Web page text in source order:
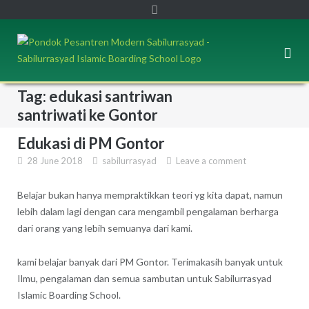
Tag: edukasi santriwan
santriwati ke Gontor
Edukasi di PM Gontor
28 June 2018 sabilurrasyad Leave a comment
Belajar bukan hanya mempraktikkan teori yg kita dapat, namun
lebih dalam lagi dengan cara mengambil pengalaman berharga
dari orang yang lebih semuanya dari kami.
kami belajar banyak dari PM Gontor. Terimakasih banyak untuk
Ilmu, pengalaman dan semua sambutan untuk Sabilurrasyad
Islamic Boarding School.